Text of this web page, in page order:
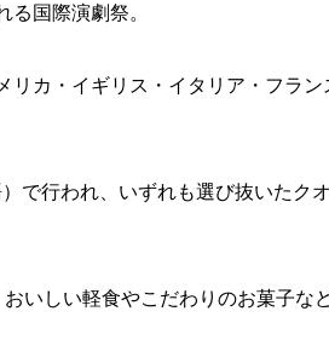
国際演劇祭。
カ・イギリス・イタリア・フラン
で行われ、いずれも選び抜いたク
いしい軽食やこだわりのお菓子な